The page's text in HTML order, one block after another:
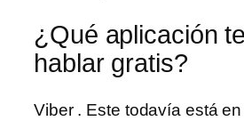
¿Qué aplicación
hablar gratis?
Viber . Este todavía está